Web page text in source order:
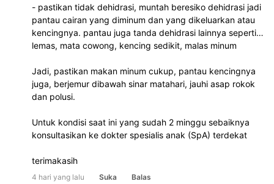
- pastikan tidak dehidrasi, muntah beresiko dehidrasi jadi
pantau cairan yang diminum dan yang dikeluarkan atau
kencingnya. pantau juga tanda dehidrasi lainnya seperti
lemas, mata cowong, kencing sedikit, malas minum
Jadi, pastikan makan minum cukup, pantau kencingnya
juga, berjemur dibawah sinar matahari, jauhi asap rokok
dan polusi.
Untuk kondisi saat ini yang sudah 2 minggu sebaiknya
konsultasikan ke dokter spesialis anak (SpA) terdekat
terimakasih
4 hari yang lalu Suka Balas